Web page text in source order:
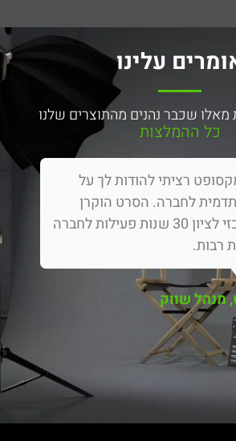
עלינו
מאלו שכבר נהנים מהתוצרים שלנו
כל ההמלצות
רציתי להודות לך על
לחברה. הסרט הוקרן
באירוע המרכזי לציון 30 שנות פעילות לחברה
רבות.
מנהל שווק